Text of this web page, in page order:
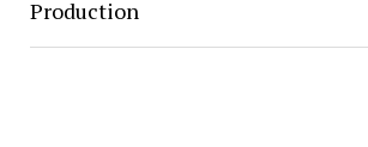
Production